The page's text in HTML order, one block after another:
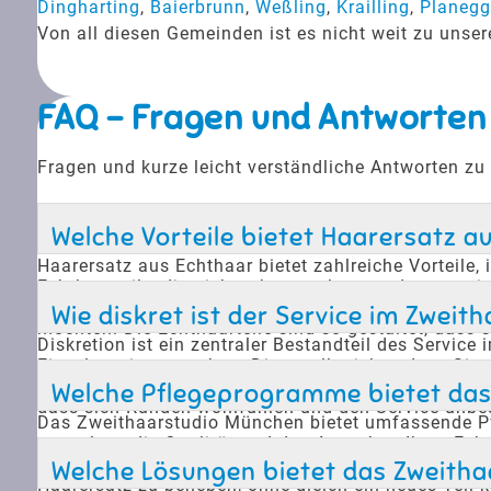
Dingharting, Baierbrunn, Weßling, Krailling, Planegg
Von all diesen Gemeinden ist es nicht weit zu
FAQ - Fragen und
Fragen und kurze leicht verständliche Antworten
Welche Vorteile bietet Haarersatz
Haarersatz aus Echthaar bietet zahlreiche
Echthaarteile, die nicht erkennen lassen, dass es
Schwimmen, Baden und Sport ohne
möchten. Die Echthaarteile sind so gestaltet, dass
Wie diskret ist der Service im
Diskretion ist ein zentraler Bestandteil des Service
Einzeltermine vergeben. Dies stellt sicher, dass
aus Straßlach-Dingharting ermöglicht, diskret
dass sich Kunden wohlfühlen und den Service
Welche Pflegeprogramme bietet
Das Zweithaarstudio München bietet umfassende
ausgelegt, die Qualität und das Aussehen Ihres
dass Ihr Haarersatz immer frisch und natürlich
Haarersatz zu beheben, ohne gleich ein neues
Welche Lösungen bietet das